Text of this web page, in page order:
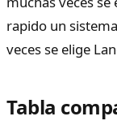
rapido un
veces se elige
Tabla